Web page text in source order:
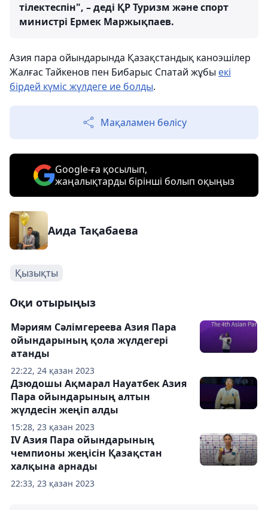
тілектеспін", – деді ҚР Туризм және спорт
министрі Ермек Маржықпаев.
Азия пара ойындарында Қазақстандық каноэшілер
Жалғас Тайкенов пен Бибарыс Спатай жұбы екі
бірдей күміс жүлдеге ие болды.
Мақаламен бөлісу
Google-ға қосылып,
жаңалықтарды бірінші болып оқыңыз
Аида Тақабаева
Қызықты
Оқи отырыңыз
22:22, 24 қазан 2023
Мәриям Сәлімгереева Азия Пара
ойындарының қола жүлдегері
атанды
15:28, 23 қазан 2023
Дзюдошы Ақмарал Науатбек Азия
Пара ойындарының алтын
жүлдесін жеңіп алды
22:33, 23 қазан 2023
IV Азия Пара ойындарының
чемпионы жеңісін Қазақстан
халқына арнады